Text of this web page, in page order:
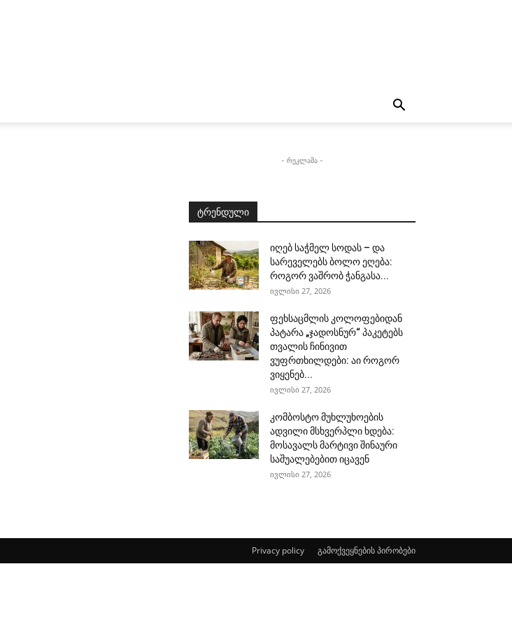
- რეკლამა -
ტრენდული
იღებ საჭმელ სოდას – და
სარეველებს ბოლო ეღება:
როგორ ვაშრობ ჭანგასა...
ივლისი 27, 2026
ფეხსაცმლის კოლოფებიდან
პატარა „ჯადოსნურ“ პაკეტებს
თვალის ჩინივით
ვუფრთხილდები: აი როგორ
ვიყენებ...
ივლისი 27, 2026
კომბოსტო მუხლუხოების
ადვილი მსხვერპლი ხდება:
მოსავალს მარტივი შინაური
საშუალებებით იცავენ
ივლისი 27, 2026
Privacy policy გამოქვეყნების პირობები